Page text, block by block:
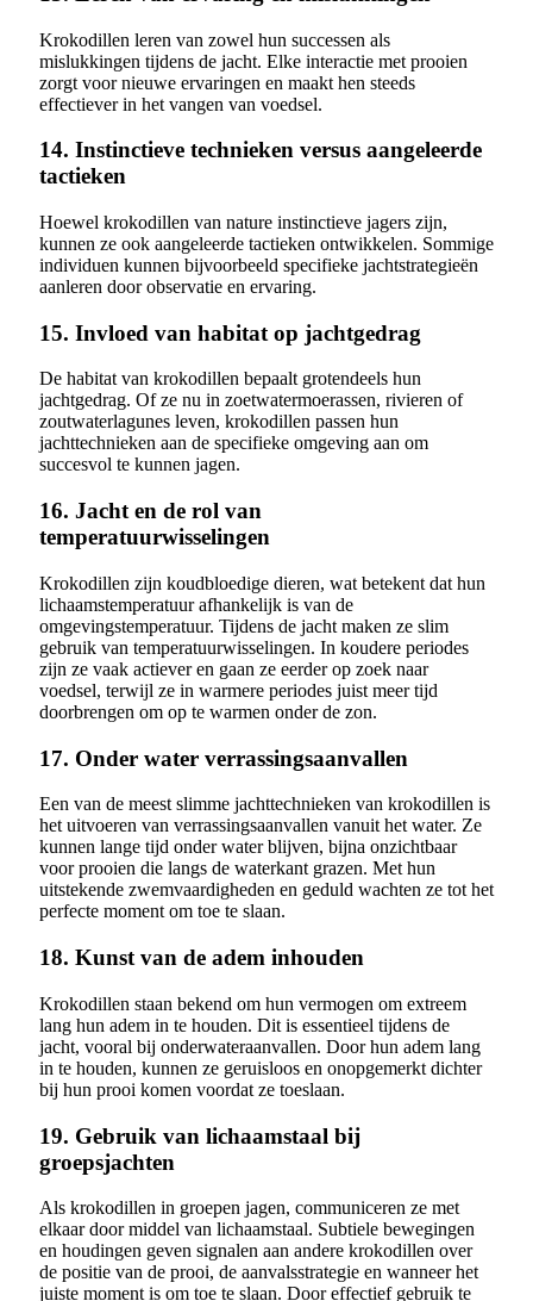
Krokodillen leren van zowel hun successen als
mislukkingen tijdens de jacht. Elke interactie met prooien
zorgt voor nieuwe ervaringen en maakt hen steeds
effectiever in het vangen van voedsel.
14. Instinctieve technieken versus aangeleerde
tactieken
Hoewel krokodillen van nature instinctieve jagers zijn,
kunnen ze ook aangeleerde tactieken ontwikkelen. Sommige
individuen kunnen bijvoorbeeld specifieke jachtstrategieën
aanleren door observatie en ervaring.
15. Invloed van habitat op jachtgedrag
De habitat van krokodillen bepaalt grotendeels hun
jachtgedrag. Of ze nu in zoetwatermoerassen, rivieren of
zoutwaterlagunes leven, krokodillen passen hun
jachttechnieken aan de specifieke omgeving aan om
succesvol te kunnen jagen.
16. Jacht en de rol van
temperatuurwisselingen
Krokodillen zijn koudbloedige dieren, wat betekent dat hun
lichaamstemperatuur afhankelijk is van de
omgevingstemperatuur. Tijdens de jacht maken ze slim
gebruik van temperatuurwisselingen. In koudere periodes
zijn ze vaak actiever en gaan ze eerder op zoek naar
voedsel, terwijl ze in warmere periodes juist meer tijd
doorbrengen om op te warmen onder de zon.
17. Onder water verrassingsaanvallen
Een van de meest slimme jachttechnieken van krokodillen is
het uitvoeren van verrassingsaanvallen vanuit het water. Ze
kunnen lange tijd onder water blijven, bijna onzichtbaar
voor prooien die langs de waterkant grazen. Met hun
uitstekende zwemvaardigheden en geduld wachten ze tot het
perfecte moment om toe te slaan.
18. Kunst van de adem inhouden
Krokodillen staan bekend om hun vermogen om extreem
lang hun adem in te houden. Dit is essentieel tijdens de
jacht, vooral bij onderwateraanvallen. Door hun adem lang
in te houden, kunnen ze geruisloos en onopgemerkt dichter
bij hun prooi komen voordat ze toeslaan.
19. Gebruik van lichaamstaal bij
groepsjachten
Als krokodillen in groepen jagen, communiceren ze met
elkaar door middel van lichaamstaal. Subtiele bewegingen
en houdingen geven signalen aan andere krokodillen over
de positie van de prooi, de aanvalsstrategie en wanneer het
juiste moment is om toe te slaan. Door effectief gebruik te